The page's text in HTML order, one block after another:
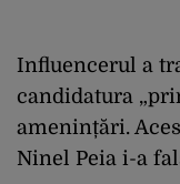
Influencerul a
candidatura
amenințări.
Ninel Peia i-a